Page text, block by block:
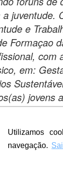
Utilizamos
navegação.
juventude.
e
Formaçao
com
em:
jovens
é
no
duraçao de